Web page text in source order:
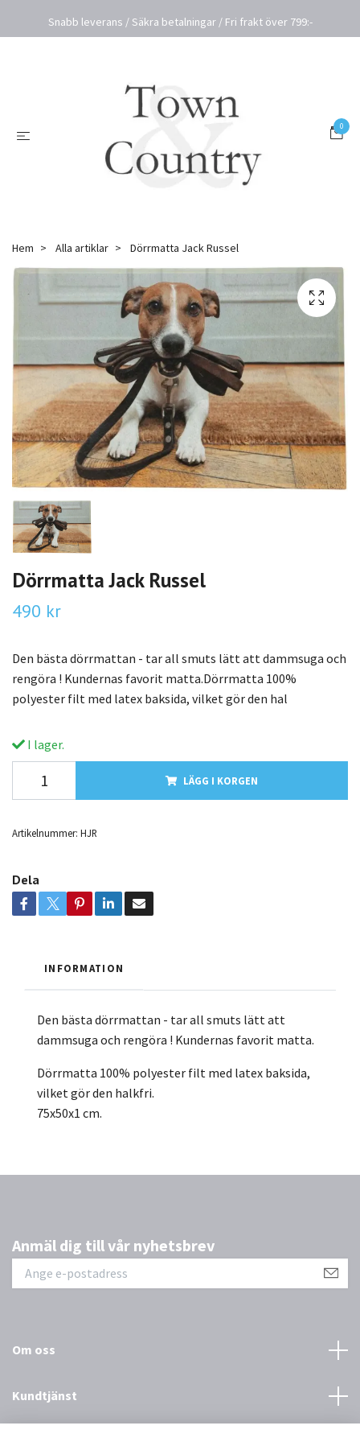
Snabb leverans / Säkra betalningar / Fri frakt över 799:-
0
Hem Alla artiklar Dörrmatta Jack Russel
Dörrmatta Jack Russel
490 kr
Den bästa dörrmattan - tar all smuts lätt att dammsuga och
rengöra ! Kundernas favorit matta.Dörrmatta 100%
polyester filt med latex baksida, vilket gör den hal
I lager.
LÄGG I KORGEN
Artikelnummer: HJR
Dela
INFORMATION
Den bästa dörrmattan - tar all smuts lätt att
dammsuga och rengöra ! Kundernas favorit matta.
Dörrmatta 100% polyester filt med latex baksida,
vilket gör den halkfri.
75x50x1 cm.
Anmäl dig till vår nyhetsbrev
Om oss
Kundtjänst